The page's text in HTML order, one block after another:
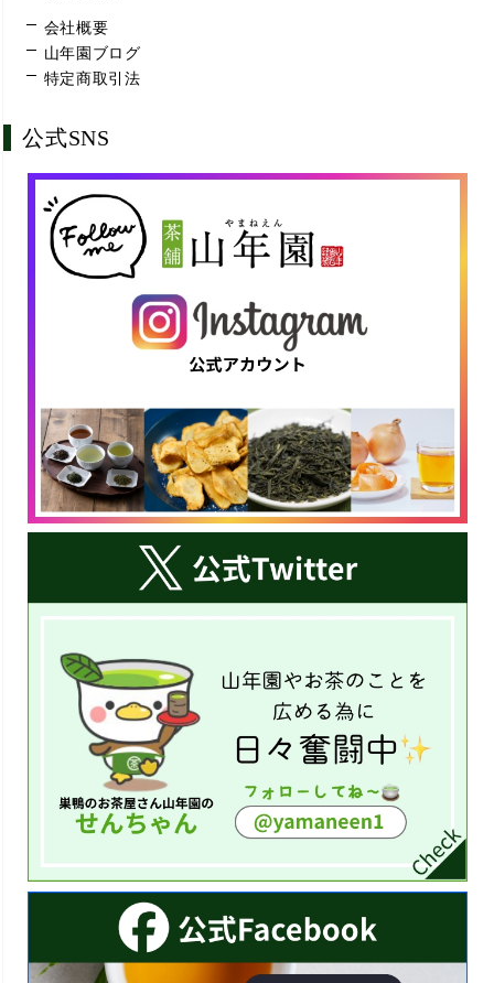
会社概要
山年園ブログ
特定商取引法
公式SNS